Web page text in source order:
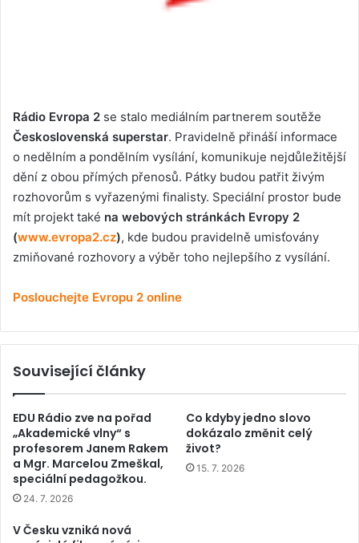
Rádio Evropa 2 se stalo mediálním partnerem soutěže
Československá superstar. Pravidelně přináší informace
o nedělním a pondělním vysílání, komunikuje nejdůležitější
dění z obou přímých přenosů. Pátky budou patřit živým
rozhovorům s vyřazenými finalisty. Speciální prostor bude
mít projekt také na webových stránkách Evropy 2
(www.evropa2.cz), kde budou pravidelně umisťovány
zmiňované rozhovory a výběr toho nejlepšího z vysílání.
Poslouchejte Evropu 2 online
Související články
EDU Rádio zve na pořad
„Akademické vlny“ s
profesorem Janem Rakem
a Mgr. Marcelou Zmeškal,
speciální pedagožkou.
24. 7. 2026
Co kdyby jedno slovo
dokázalo změnit celý
život?
15. 7. 2026
V Česku vzniká nová